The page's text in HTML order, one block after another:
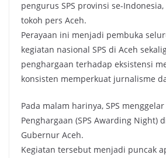
pengurus SPS provinsi se-
tokoh pers Aceh.
Perayaan ini menjadi pembuka
kegiatan nasional SPS di Aceh
penghargaan terhadap eksistensi
konsisten memperkuat jurnalisme
Pada malam harinya, SPS
Penghargaan (SPS Awarding Night)
Gubernur Aceh.
Kegiatan tersebut menjadi puncak